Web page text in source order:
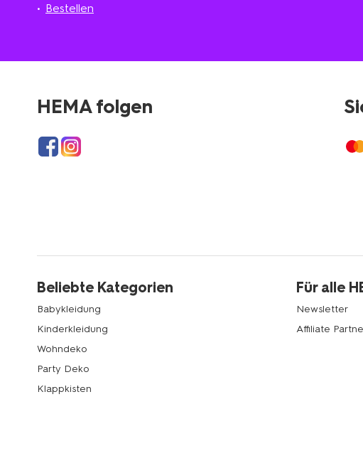
Bestellen
HEMA folgen
Beliebte Kategorien
Babykleidung
Kinderkleidung
Wohndeko
Party Deko
Klappkisten
Für alle
Newsletter
Affiliate